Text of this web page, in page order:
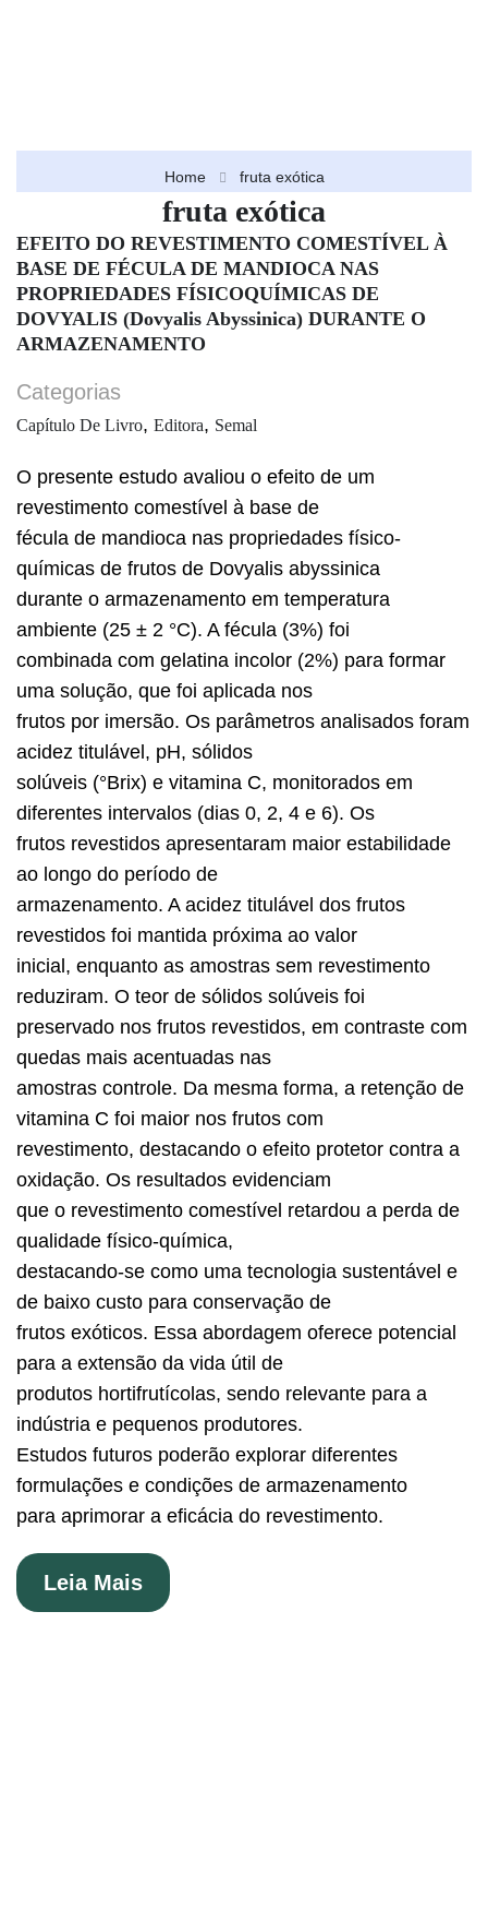
Home fruta exótica
fruta exótica
EFEITO DO REVESTIMENTO COMESTÍVEL À
BASE DE FÉCULA DE MANDIOCA NAS
PROPRIEDADES FÍSICOQUÍMICAS DE
DOVYALIS (Dovyalis Abyssinica) DURANTE O
ARMAZENAMENTO
Categorias
Capítulo De Livro, Editora, Semal
O presente estudo avaliou o efeito de um
revestimento comestível à base de
fécula de mandioca nas propriedades físico-
químicas de frutos de Dovyalis abyssinica
durante o armazenamento em temperatura
ambiente (25 ± 2 °C). A fécula (3%) foi
combinada com gelatina incolor (2%) para formar
uma solução, que foi aplicada nos
frutos por imersão. Os parâmetros analisados foram
acidez titulável, pH, sólidos
solúveis (°Brix) e vitamina C, monitorados em
diferentes intervalos (dias 0, 2, 4 e 6). Os
frutos revestidos apresentaram maior estabilidade
ao longo do período de
armazenamento. A acidez titulável dos frutos
revestidos foi mantida próxima ao valor
inicial, enquanto as amostras sem revestimento
reduziram. O teor de sólidos solúveis foi
preservado nos frutos revestidos, em contraste com
quedas mais acentuadas nas
amostras controle. Da mesma forma, a retenção de
vitamina C foi maior nos frutos com
revestimento, destacando o efeito protetor contra a
oxidação. Os resultados evidenciam
que o revestimento comestível retardou a perda de
qualidade físico-química,
destacando-se como uma tecnologia sustentável e
de baixo custo para conservação de
frutos exóticos. Essa abordagem oferece potencial
para a extensão da vida útil de
produtos hortifrutícolas, sendo relevante para a
indústria e pequenos produtores.
Estudos futuros poderão explorar diferentes
formulações e condições de armazenamento
para aprimorar a eficácia do revestimento.
Leia Mais